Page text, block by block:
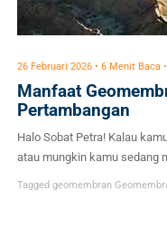
26 Februari 2026 • 6 Menit Baca
Manfaat
Pertambangan
Halo Sobat Petra! Kalau
atau mungkin kamu sedang
Tagged geomembran